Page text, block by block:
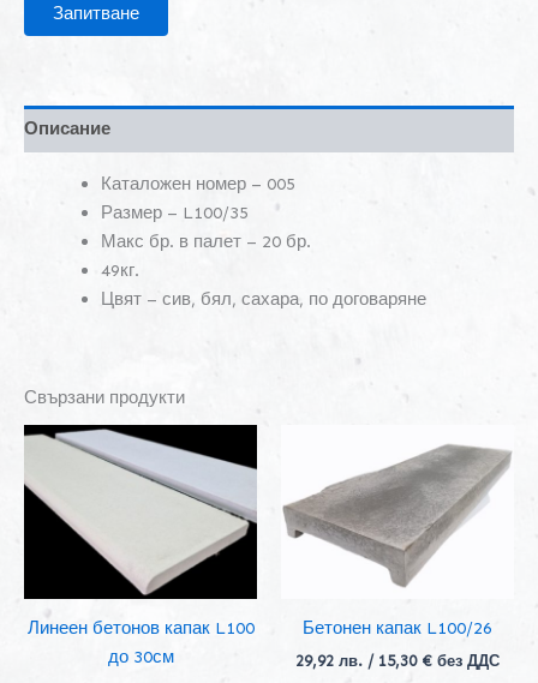
Запитване
Описание
Каталожен номер – 005
Размер – L100/35
Макс бр. в палет – 20 бр.
49кг.
Цвят – сив, бял, сахара, по договаряне
Свързани продукти
Линеен бетонов капак L100
до 30см
Бетонен капак L100/26
29,92 лв. / 15,30 € без ДДС